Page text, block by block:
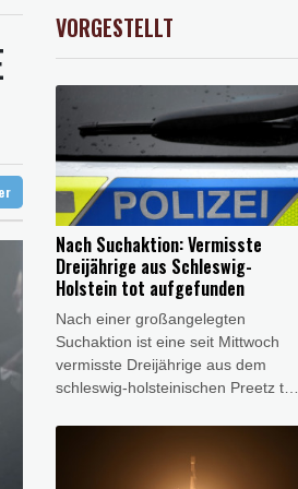
VAR nicht "zu kleinteilig" einsetzen
schließen
übernimmt Ermittlungen
0.01%
1.36%
VORGESTELLT
Nach Suchaktion: Vermisste
Dreijährige aus Schleswig-
Holstein tot aufgefunden
Nach einer großangelegten
Suchaktion ist eine seit Mittwoch
vermisste Dreijährige aus dem
schleswig-holsteinischen Preetz tot
entdeckten am Donnerstagmorgen
in dem Ort im Kreis Plön ein
lebloses Kleinkind, bei dem es sich